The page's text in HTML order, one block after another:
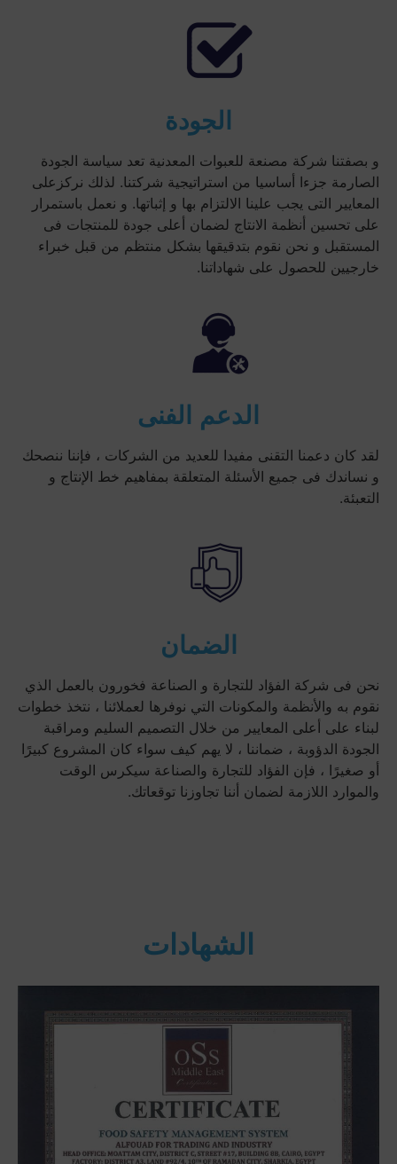
الجودة
و بصفتنا شركة مصنعة للعبوات المعدنية تعد سياسة الجودة
الصارمة جزءا أساسيا من استراتيجية شركتنا. لذلك نركزعلى
المعايير التى يجب علينا الالتزام بها و إثباتها. و نعمل باستمرار
على تحسين أنظمة الانتاج لضمان أعلى جودة للمنتجات فى
المستقبل و نحن نقوم بتدقيقها بشكل منتظم من قبل خبراء
خارجيين للحصول على شهاداتنا.
الدعم الفنى
لقد كان دعمنا التقنى مفيدا للعديد من الشركات ، فإننا ننصحك
و نساندك فى جميع الأسئلة المتعلقة بمفاهيم خط الإنتاج و
التعبئة.
الضمان
نحن فى شركة الفؤاد للتجارة و الصناعة فخورون بالعمل الذي
نقوم به والأنظمة والمكونات التي نوفرها لعملائنا ، نتخذ خطوات
لبناء على أعلى المعايير من خلال التصميم السليم ومراقبة
الجودة الدؤوبة ، ضماننا ، لا يهم كيف سواء كان المشروع كبيرًا
أو صغيرًا ، فإن الفؤاد للتجارة والصناعة سيكرس الوقت
والموارد اللازمة لضمان أننا تجاوزنا توقعاتك.
الشهادات
ISO 22000/2018